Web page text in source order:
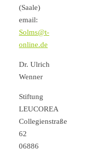
(Saale)
email:
Solms@t-
online.de
Dr. Ulrich
Wenner
Stiftung
LEUCOREA
Collegienstraße
62
06886